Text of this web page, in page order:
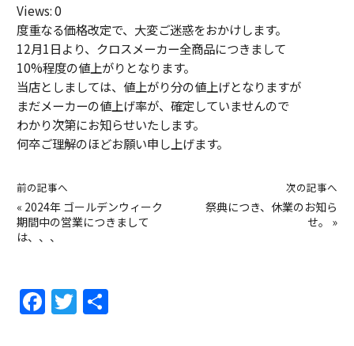
Views: 0
度重なる価格改定で、大変ご迷惑をおかけします。
12月1日より、クロスメーカー全商品につきまして
10%程度の値上がりとなります。
当店としましては、値上がり分の値上げとなりますが
まだメーカーの値上げ率が、確定していませんので
わかり次第にお知らせいたします。
何卒ご理解のほどお願い申し上げます。
前の記事へ
« 2024年 ゴールデンウィーク
期間中の営業につきまして
は、、、
次の記事へ
祭典につき、休業のお知ら
せ。
»
F
a
T
w